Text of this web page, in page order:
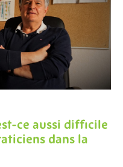
ce aussi difficile
dans la